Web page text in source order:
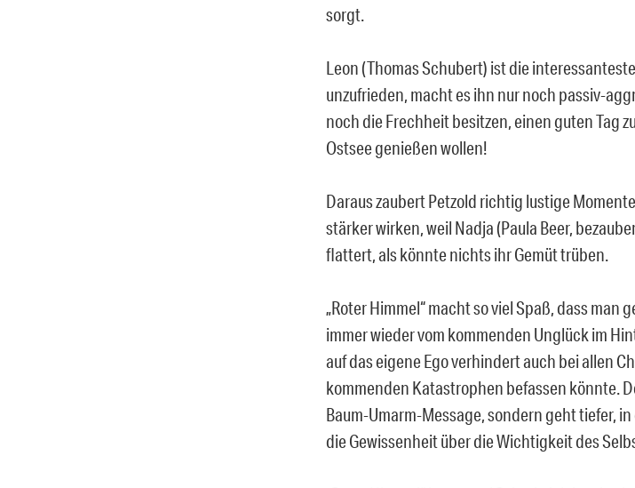
sorgt.
Leon (Thomas Schubert) ist die
unzufrieden, macht es ihn nur noch passiv-
noch die Frechheit besitzen, einen guten Tag
Ostsee genießen wollen!
Daraus zaubert Petzold richtig lustige
stärker wirken, weil Nadja (Paula Beer,
flattert, als könnte nichts ihr Gemüt trüben.
„Roter Himmel“ macht so viel Spaß, dass man
immer wieder vom kommenden Unglück im
auf das eigene Ego verhindert auch bei allen
kommenden Katastrophen befassen könnte.
Baum-Umarm-Message, sondern geht tiefer,
die Gewissenheit über die Wichtigkeit des